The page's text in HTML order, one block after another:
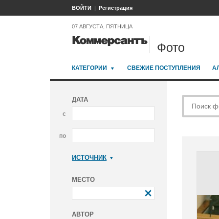
ВОЙТИ Регистрация
07 АВГУСТА, ПЯТНИЦА
Фото
КАТЕГОРИИ СВЕЖИЕ ПОСТУПЛЕНИЯ
ДАТА
с
по
ИСТОЧНИК
МЕСТО
АВТОР